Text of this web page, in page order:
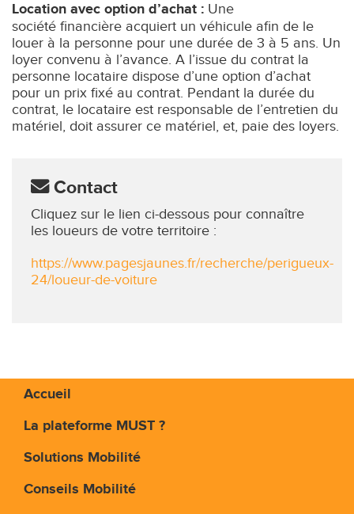
Location avec option d’achat : Une
société financière acquiert un véhicule afin de le
louer à la personne pour une durée de 3 à 5 ans. Un
loyer convenu à l’avance. A l’issue du contrat la
personne locataire dispose d’une option d’achat
pour un prix fixé au contrat. Pendant la durée du
contrat, le locataire est responsable de l’entretien du
matériel, doit assurer ce matériel, et, paie des loyers.
Contact
Cliquez sur le lien ci-dessous pour connaître
les loueurs de votre territoire :
https://www.pagesjaunes.fr/recherche/perigueux-
24/loueur-de-voiture
Accueil
La plateforme MUST ?
Solutions Mobilité
Conseils Mobilité